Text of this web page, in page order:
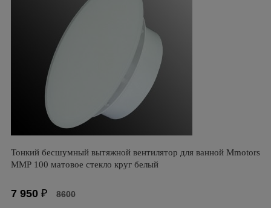
Тонкий бесшумный вытяжной вентилятор для ванной Mmotors
ММР 100 матовое стекло круг белый
7 950 ₽ 8600